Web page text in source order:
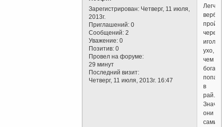
Зарегистрирован: Четверг, 11 июля,
2013г.
Приглашений: 0
Сообщений: 2
Уважение: 0
Позитив: 0
Провел на форуме:
29 минут
Последний визит:
Четверг, 11 июля, 2013г. 16:47
Легче
через
ухо,
чем
в
рай.
они
сами